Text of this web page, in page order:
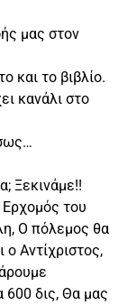
μας στον
και το βιβλίο.
κανάλι στο
Ξεκινάμε!!
του
Ο πόλεμος θα
Αντίχριστος,
600 δις, Θα μας